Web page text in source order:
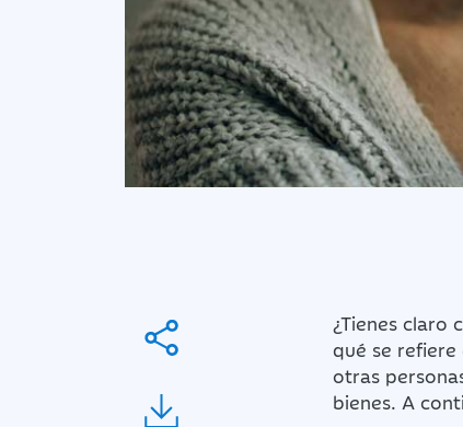
¿Tienes claro
qué se
otras
bienes. A